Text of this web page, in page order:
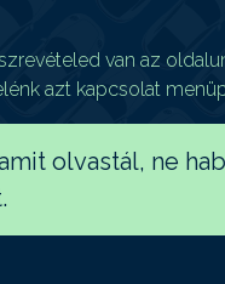
van az
azt kapcsolat
olvastál, ne